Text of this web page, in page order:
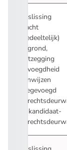
Beslissing
klacht
(gedeeltelijk)
gegrond,
ontzegging
bevoegdheid
aanwijzen
toegevoegd
of kandidaat-